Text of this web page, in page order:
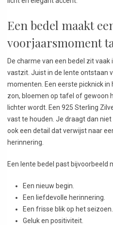
Een bedel maakt
voorjaarsmoment
De charme van een bedel zit
vastzit. Juist in de lente ontstaan
momenten. Een eerste picknick in
zon, bloemen op tafel of gewoon
lichter wordt. Een 925 Sterling
vast te houden. Je draagt dan
ook een detail dat verwijst naar
herinnering.
Een lente bedel past bijvoorbeeld
Een nieuw begin.
Een liefdevolle herinnering.
Een frisse blik op het seizoen.
Geluk en positiviteit.